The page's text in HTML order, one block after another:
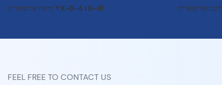
מיטה אורטופדית YX-D-6 (G-II)
FEEL FREE TO CONTACT US